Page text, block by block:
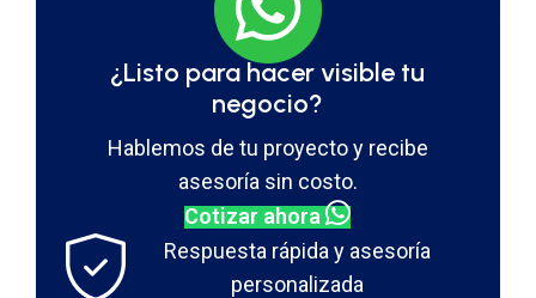
¿Listo para hacer visible tu
negocio?
Hablemos de tu proyecto y recibe
asesoría sin costo.
Cotizar ahora
Respuesta rápida y asesoría
personalizada